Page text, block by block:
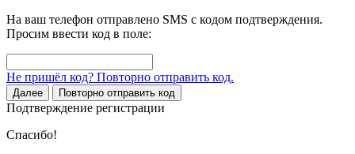
На ваш телефон отправлено SMS с кодом подтверждения.
Просим ввести код в поле:
Не пришёл код? Повторно отправить код.
Далее Повторно отправить код
Подтверждение регистрации
Спасибо!